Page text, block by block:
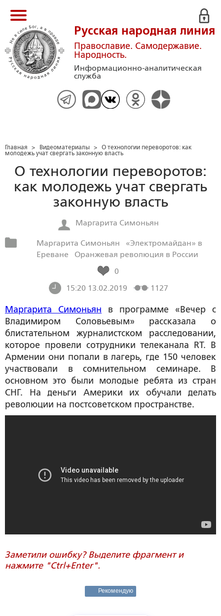
Русская народная линия
Православие. Самодержавие.
Народность.
Информационно-аналитическая
служба
Главная > Видеоматериалы > О технологии переворотов: как
молодежь учат свергать законную власть
О технологии переворотов:
как молодежь учат свергать
законную власть
Маргарита Симоньян
Маргарита Симоньян
«Электромайдан» в
Ереване
Оранжевая революция в России
0
15:20 13.02.2019
1127
Маргарита Симоньян в программе «Вечер с
Владимиром Соловьевым» рассказала о
блистательном журналистском расследовании,
которое провели сотрудники телеканала RT. В
Армении они попали в лагерь, где 150 человек
участвовали в сомнительном семинаре. В
основном это были молодые ребята из стран
СНГ. На деньги Америки их обучали делать
революции на постсоветском пространстве.
Заметили ошибку? Выделите фрагмент и
нажмите "Ctrl+Enter".
Рекомендую